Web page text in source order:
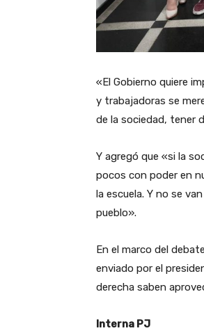
«El Gobierno quiere
y trabajadoras se
de la sociedad, tener
Y agregó que «si la
pocos con poder en
la escuela. Y no se
pueblo».
En el marco del
enviado por el
derecha saben
Interna PJ